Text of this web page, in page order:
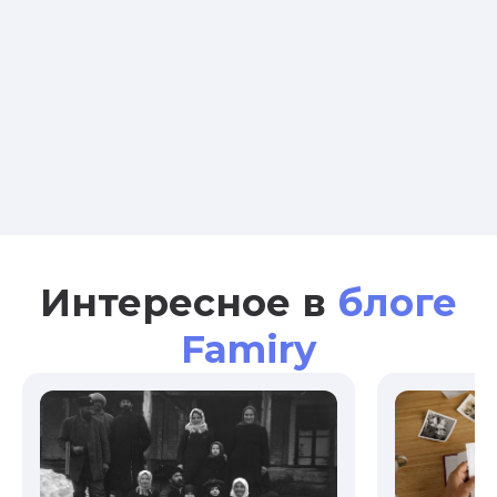
Интересное в блоге
Famiry